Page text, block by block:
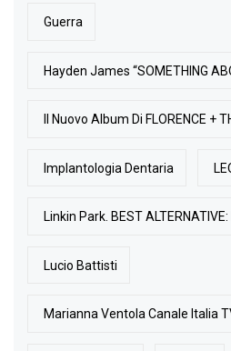
Guerra
Hayden James “SOMETHING
Il Nuovo Album Di FLORENCE +
Implantologia Dentaria
Linkin Park. BEST
Lucio Battisti
Marianna Ventola Canale Italia